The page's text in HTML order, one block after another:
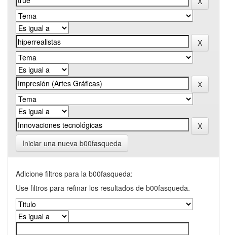
Iniciar una nueva b00fasqueda
Adicione filtros para la b00fasqueda:
Use filtros para refinar los resultados de b00fasqueda.